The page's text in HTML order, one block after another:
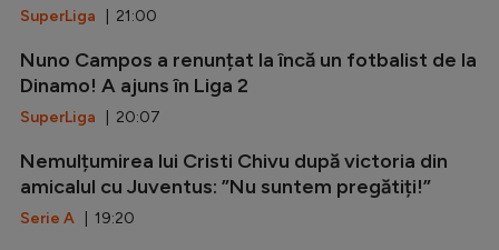
SuperLiga | 21:00
Nuno Campos a renunțat la încă un fotbalist de la
Dinamo! A ajuns în Liga 2
SuperLiga | 20:07
Nemulțumirea lui Cristi Chivu după victoria din
amicalul cu Juventus: ”Nu suntem pregătiți!”
Serie A | 19:20